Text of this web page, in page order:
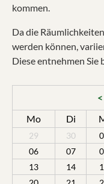
kommen.
Da die
werden können,
Diese entnehmen
<
Mo
Di
29 30
06
07
13
14